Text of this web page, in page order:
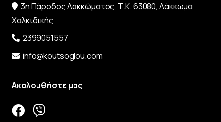
3η Πάροδος Λακκώματος, Τ.Κ. 63080, Λάκκωμα
Χαλκιδικής
2399051557
info@koutsoglou.com
Ακολουθήστε μας